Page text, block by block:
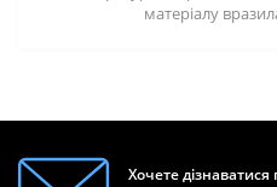
матеріалу
Хочете